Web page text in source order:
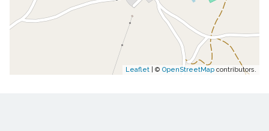
Leaflet | © OpenStreetMap contributors.